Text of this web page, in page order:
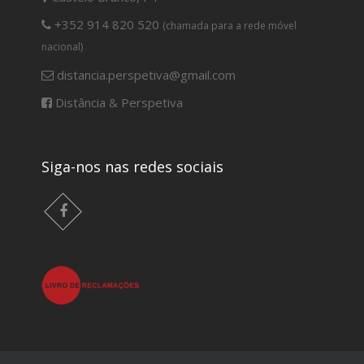
+352 914 820 520 (chamada para a rede móvel
nacional)
distancia.perspetiva@gmail.com
Distância & Perspetiva
Siga-nos nas redes sociais